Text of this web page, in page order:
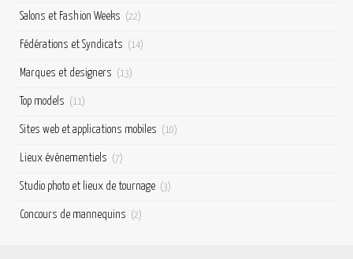
Salons et Fashion Weeks (22)
Fédérations et Syndicats (14)
Marques et designers (13)
Top models (11)
Sites web et applications mobiles (10)
Lieux événementiels (7)
Studio photo et lieux de tournage (3)
Concours de mannequins (2)